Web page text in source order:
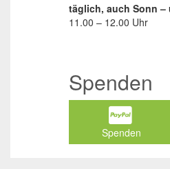
täglich, auch Sonn –
11.00 – 12.00 Uhr
Spenden
Spenden